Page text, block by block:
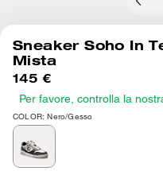
Sneaker Soho In
Mista
145 €
Per favore, controlla la
COLOR: Nero/Gesso